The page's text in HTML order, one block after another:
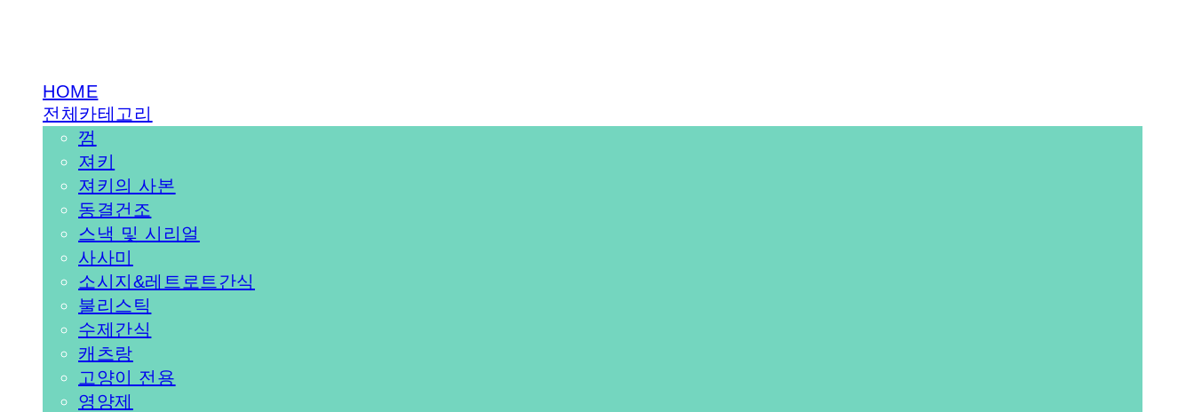
HOME
전체카테고리
껌
져키
져키의 사본
동결건조
스낵 및 시리얼
사사미
소시지&레트로트간식
불리스틱
수제간식
캐츠랑
고양이 전용
영양제